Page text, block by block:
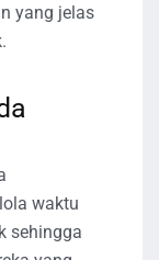
yang jelas
waktu
sehingga